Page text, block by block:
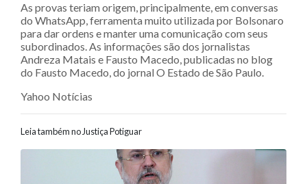
As provas teriam origem, principalmente, em conversas
do WhatsApp, ferramenta muito utilizada por Bolsonaro
para dar ordens e manter uma comunicação com seus
subordinados. As informações são dos jornalistas
Andreza Matais e Fausto Macedo, publicadas no blog
do Fausto Macedo, do jornal O Estado de São Paulo.
Yahoo Notícias
Leia também no Justiça Potiguar
Navegação entre posts